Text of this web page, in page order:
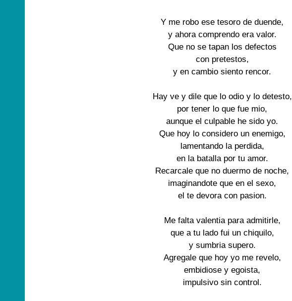
Y me robo ese tesoro de duende,
y ahora comprendo era valor.
Que no se tapan los defectos
con pretestos,
y en cambio siento rencor.
Hay ve y dile que lo odio y lo detesto,
por tener lo que fue mio,
aunque el culpable he sido yo.
Que hoy lo considero un enemigo,
lamentando la perdida,
en la batalla por tu amor.
Recarcale que no duermo de noche,
imaginandote que en el sexo,
el te devora con pasion.
Me falta valentia para admitirle,
que a tu lado fui un chiquilo,
y sumbria supero.
Agregale que hoy yo me revelo,
embidiose y egoista,
impulsivo sin control.